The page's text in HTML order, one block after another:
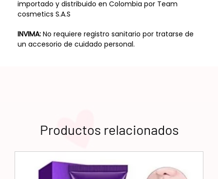
importado y distribuido en Colombia por Team
cosmetics S.A.S
INVIMA:No requiere registro sanitario por tratarse de
un accesorio de cuidado personal.
Productos relacionados